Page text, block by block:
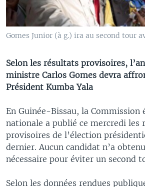
Gomes Junior (à g.) ira au second tour
Selon les résultats provisoires,
ministre Carlos Gomes devra
Président Kumba Yala
En Guinée-Bissau, la Commission
nationale a publié ce mercredi les
provisoires de l’élection
dernier. Aucun candidat n’a
nécessaire pour éviter un second
Selon les données rendues